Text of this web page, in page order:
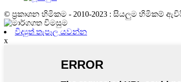
© ප්‍රකාශන හිමිකම - 2010-2023 : සියලුම හිමිකම්
විද්‍යුත් තැපෑල යවන්න
x